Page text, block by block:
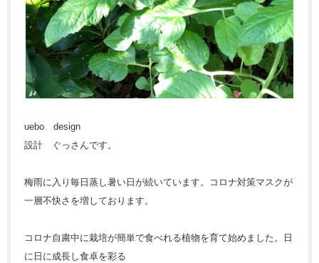
uebo design
設計 ぐっさんです。
梅雨に入り毎日蒸し暑い日が続いています。コロナ対策マスクが
一層不快さを増しております。
コロナ自粛中に栽培が簡単で食べれる植物を育て始めました。日
に日に成長し食卓を彩る